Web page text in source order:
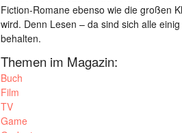
Fiction-Romane ebenso wie die großen
wird. Denn Lesen – da sind sich alle
behalten.
Themen im Magazin:
Buch
Film
TV
Game